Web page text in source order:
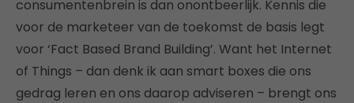
consumentenbrein is dan onontbeerlijk. Kennis die
voor de marketeer van de toekomst de basis legt
voor ‘Fact Based Brand Building’. Want het Internet
of Things – dan denk ik aan smart boxes die ons
gedrag leren en ons daarop adviseren – brengt ons